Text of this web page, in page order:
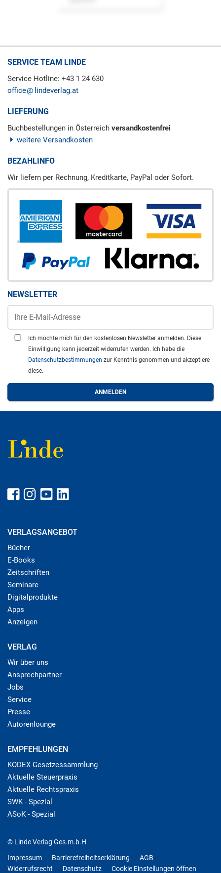
SERVICE TEAM LINDE
Service Hotline: +43 1 24 630
office
lindeverlag.at
LIEFERUNG
Buchbestellungen in Österreich versandkostenfrei
weitere Versandkosten
BEZAHLINFO
Wir liefern per Rechnung, Kreditkarte, PayPal oder Sofort.
NEWSLETTER
Ich möchte mich für den kostenlosen Newsletter anmelden. Diese
Einwilligung kann jederzeit widerrufen werden. Ich habe die
Datenschutzbestimmungen zur Kenntnis genommen und akzeptiere
diese.
VERLAGSANGEBOT
Bücher
E-Books
Zeitschriften
Seminare
Digitalprodukte
Apps
Anzeigen
VERLAG
Wir über uns
Ansprechpartner
Jobs
Service
Presse
Autorenlounge
EMPFEHLUNGEN
KODEX Gesetzessammlung
Aktuelle Steuerpraxis
Aktuelle Rechtspraxis
SWK - Spezial
ASoK - Spezial
© Linde Verlag Ges.m.b.H
Impressum
Barrierefreiheitserklärung
AGB
Widerrufsrecht
Datenschutz Cookie Einstellungen öffnen